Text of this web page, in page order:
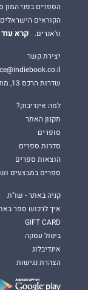
הספרים בפני
הקוראים
וז'אנרים.
קרא עוד
יצירת קשר
שדרות הרכס 13, מודיעין
למה אינדיבוק?
תקנון האתר
סופרים
סדרות ספרים
הוצאות ספרים
ספרים במבצעים
קניה באתר - שו"ת
איך לרכוש ספר
GIFT CARD
ביטול עסקה
אינדיבלוג
הצהרת נגישות